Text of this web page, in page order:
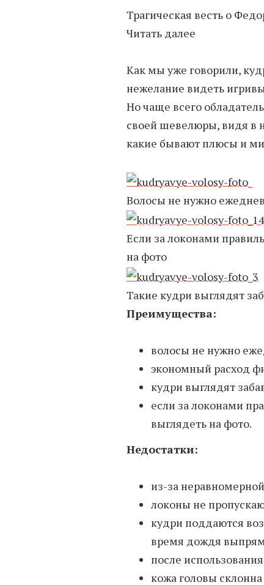
Трагическая весть о
Читать далее
Как мы уже говорили,
нежелание видеть
Но чаще всего
своей шевелюры, видя в
какие бывают плюсы и
Волосы не нужно
Если за локонами
на фото
Такие кудри выглядят
Преимущества:
волосы не нужно
экономный расход
кудри выглядят
если за локонами
выглядеть на фото.
Недостатки:
из-за
локоны не
кудри поддаются
время дождя
после
кожа головы